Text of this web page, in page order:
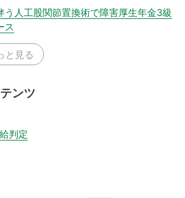
う人工股関節置換術で障害厚生年金3級
ス
と見る
ンツ
判定